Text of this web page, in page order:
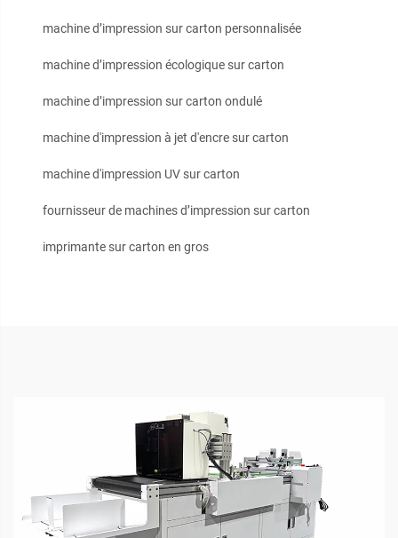
machine d’impression sur carton personnalisée
machine d’impression écologique sur carton
machine d’impression sur carton ondulé
machine d'impression à jet d'encre sur carton
machine d'impression UV sur carton
fournisseur de machines d’impression sur carton
imprimante sur carton en gros